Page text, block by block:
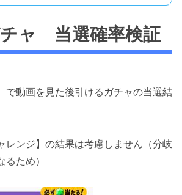
チャ 当選確率検証
で動画を見た後引けるガチャの当選結
レンジ】の結果は考慮しません（分岐
ため）